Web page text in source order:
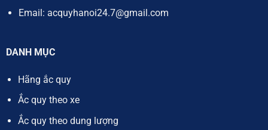
Email: acquyhanoi24.7@gmail.com
DANH MỤC
Hãng ắc quy
Ắc quy theo xe
Ắc quy theo dung lượng